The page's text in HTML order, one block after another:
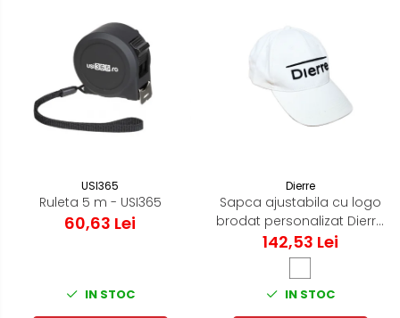
USI365
Ruleta 5 m - USI365
60,63 Lei
IN STOC
Dierre
Sapca ajustabila cu logo
brodat personalizat Dierre
- Alb
142,53 Lei
IN STOC